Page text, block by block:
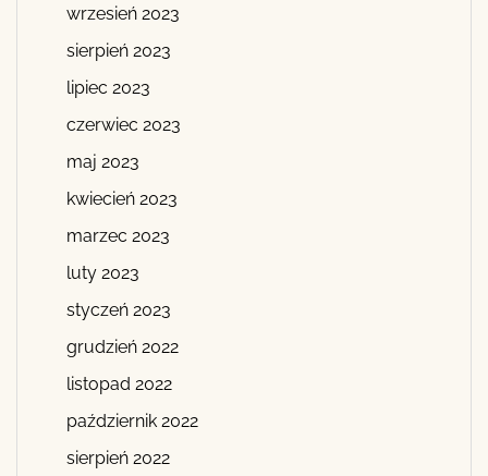
wrzesień 2023
sierpień 2023
lipiec 2023
czerwiec 2023
maj 2023
kwiecień 2023
marzec 2023
luty 2023
styczeń 2023
grudzień 2022
listopad 2022
październik 2022
sierpień 2022